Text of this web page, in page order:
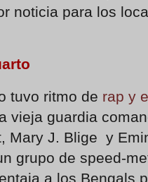
noticia para los
tuvo ritmo de rap y
vieja guardia
Mary J. Blige y
grupo de speed-
a los Bengals